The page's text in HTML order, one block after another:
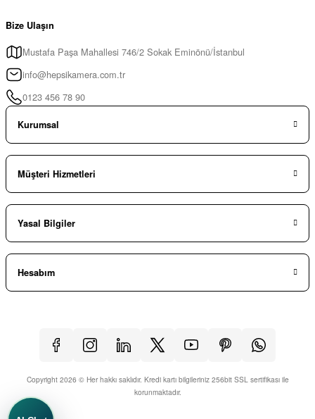
Bize Ulaşın
Mustafa Paşa Mahallesi 746/2 Sokak Eminönü/İstanbul
info@hepsikamera.com.tr
0123 456 78 90
Kurumsal
Müşteri Hizmetleri
Yasal Bilgiler
Hesabım
Copyright 2026 © Her hakkı saklıdır. Kredi kartı bilgileriniz 256bit SSL sertifikası ile
korunmaktadır.